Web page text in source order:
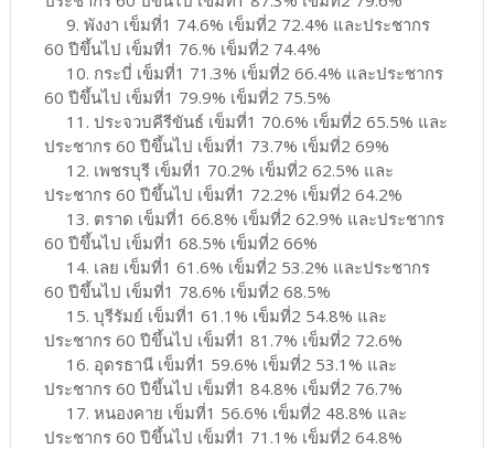
9. พังงา เข็มที่1 74.6% เข็มที่2 72.4% และประชากร
60 ปีขึ้นไป เข็มที่1 76.% เข็มที่2 74.4%
10. กระบี่ เข็มที่1 71.3% เข็มที่2 66.4% และประชากร
60 ปีขึ้นไป เข็มที่1 79.9% เข็มที่2 75.5%
11. ประจวบคีรีขันธ์ เข็มที่1 70.6% เข็มที่2 65.5% และ
ประชากร 60 ปีขึ้นไป เข็มที่1 73.7% เข็มที่2 69%
12. เพชรบุรี เข็มที่1 70.2% เข็มที่2 62.5% และ
ประชากร 60 ปีขึ้นไป เข็มที่1 72.2% เข็มที่2 64.2%
13. ตราด เข็มที่1 66.8% เข็มที่2 62.9% และประชากร
60 ปีขึ้นไป เข็มที่1 68.5% เข็มที่2 66%
14. เลย เข็มที่1 61.6% เข็มที่2 53.2% และประชากร
60 ปีขึ้นไป เข็มที่1 78.6% เข็มที่2 68.5%
15. บุรีรัมย์ เข็มที่1 61.1% เข็มที่2 54.8% และ
ประชากร 60 ปีขึ้นไป เข็มที่1 81.7% เข็มที่2 72.6%
16. อุดรธานี เข็มที่1 59.6% เข็มที่2 53.1% และ
ประชากร 60 ปีขึ้นไป เข็มที่1 84.8% เข็มที่2 76.7%
17. หนองคาย เข็มที่1 56.6% เข็มที่2 48.8% และ
ประชากร 60 ปีขึ้นไป เข็มที่1 71.1% เข็มที่2 64.8%